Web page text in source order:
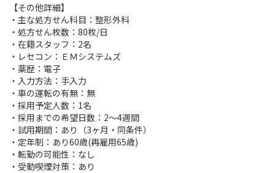
【その他詳細】
・主な処方せん科目：整形外科
・処方せん枚数：80枚/日
・在籍スタッフ：2名
・レセコン：ＥＭシステムズ
・薬歴：電子
・入力方法：手入力
・車の運転の有無：無
・採用予定人数：1名
・採用までの希望日数：2～4週間
・試用期間：あり（3ヶ月・同条件）
・定年制：あり60歳(再雇用65歳)
・転勤の可能性：なし
・受動喫煙対策：あり